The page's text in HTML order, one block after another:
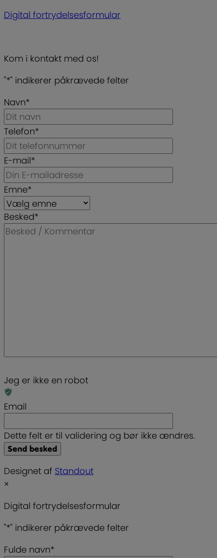
Digital fortrydelsesformular
Kom i kontakt med os!
"*" indikerer påkrævede felter
Navn*
Telefon*
E-mail*
Emne*
Besked*
Jeg er ikke en robot
Email
Dette felt er til validering og bør ikke ændres.
Designet af Standout
×
Digital fortrydelsesformular
"*" indikerer påkrævede felter
Fulde navn*